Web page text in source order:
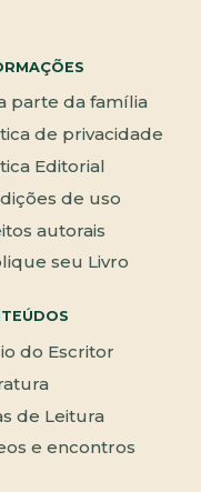
parte da família
de privacidade
Editorial
de uso
autorais
seu Livro
do Escritor
de Leitura
e encontros